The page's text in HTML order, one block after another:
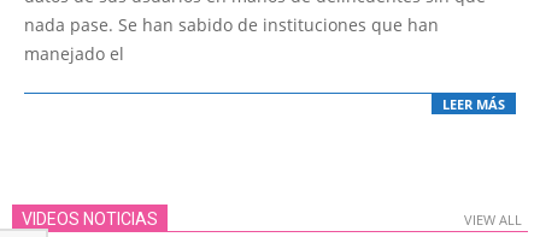
nada pase. Se han sabido de instituciones que han
manejado el
LEER MÁS
VIDEOS NOTICIAS VIEW ALL